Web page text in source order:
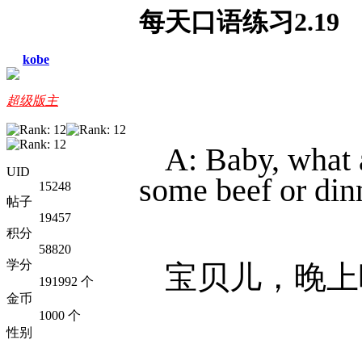
kobe
超级版主
UID
15248
帖子
19457
积分
58820
学分
191992 个
金币
1000 个
性别
每天口语练习2.19
A: Baby, what
some beef or
宝贝儿，晚